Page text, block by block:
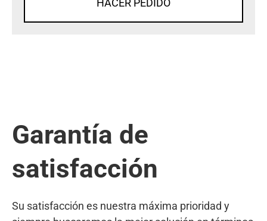
HACER PEDIDO
Garantía de
satisfacción
Su satisfacción es nuestra máxima prioridad y